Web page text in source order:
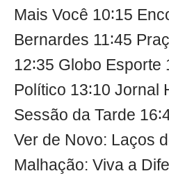
Mais Você 10∶15
Bernardes 11∶45
12∶35 Globo Esporte
Político 13∶10 Jornal
Sessão da Tarde
Ver de Novo: Laços
Malhação: Viva a